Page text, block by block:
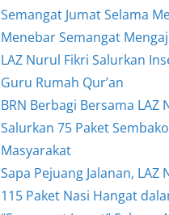
Semangat Jumat Selama
Menebar Semangat
LAZ Nurul Fikri Salurkan
Guru Rumah Qur’an
BRN Berbagi Bersama LAZ
Salurkan 75 Paket
Masyarakat
Sapa Pejuang Jalanan, LAZ
115 Paket Nasi Hangat